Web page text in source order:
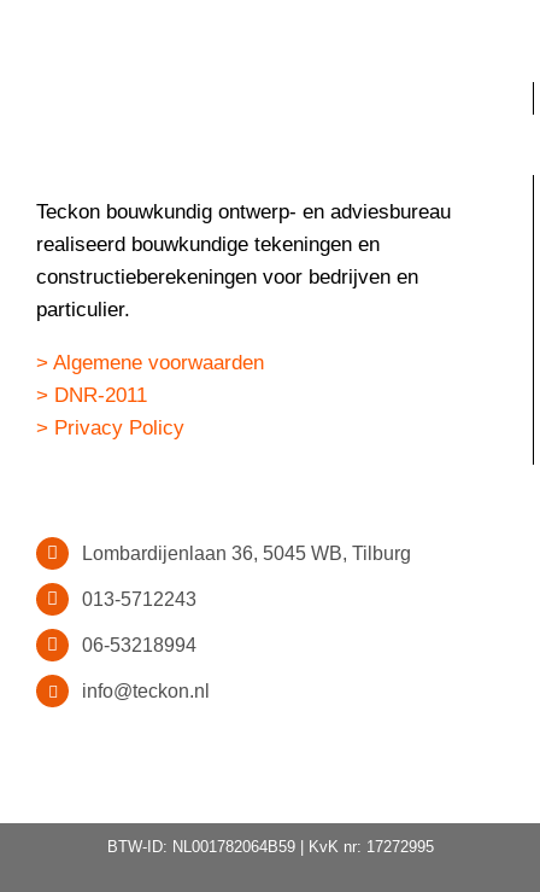
Teckon bouwkundig ontwerp- en adviesbureau
realiseerd bouwkundige tekeningen en
constructieberekeningen voor bedrijven en
particulier.
> Algemene voorwaarden
> DNR-2011
> Privacy Policy
Lombardijenlaan 36, 5045 WB, Tilburg
013-5712243
06-53218994
info@teckon.nl
BTW-ID: NL001782064B59 | KvK nr: 17272995